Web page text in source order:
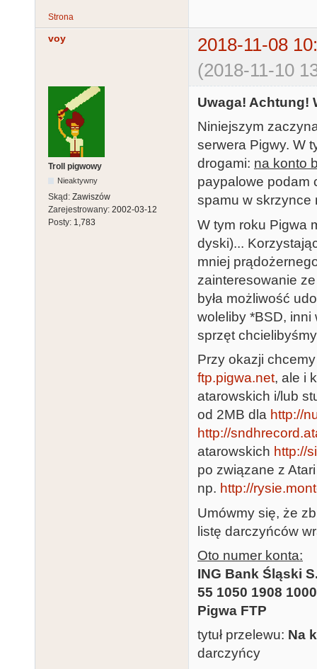
Strona
voy
2018-11-08
(2018-11-10
Troll pigwowy
Nieaktywny
Skąd: Zawiszów
Zarejestrowany: 2002-03-12
Posty: 1,783
Uwaga! Achtung!
Niniejszym
serwera Pigwy. W
drogami: na konto
paypalowe podam
spamu w skrzynce
W tym roku Pigwa
dyski)...
mniej
zainteresowanie
była możliwość
woleliby *BSD, inni
sprzęt
Przy okazji
ftp.pigwa.net, ale i
atarowskich i/lub
od 2MB dla http://
http://
atarowskich http://
po związane z
np. http://
Umówmy się, że
listę darczyńców
Oto numer konta:
ING Bank Śląski
55 1050 1908
Pigwa FTP
tytuł przelewu: Na
darczyńcy